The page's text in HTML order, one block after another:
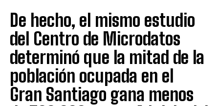
De hecho, el mismo estudio
del Centro de Microdatos
determinó que la mitad de la
población ocupada en el
Gran Santiago gana menos